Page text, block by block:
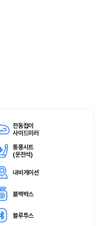
전동접이
사이드미러
통풍시트
(운전석)
내비게이션
블랙박스
블루투스